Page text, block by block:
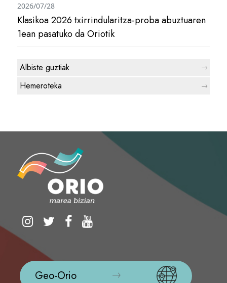
Klasikoa 2026 txirrindularitza-proba abuztuaren
1ean pasatuko da Oriotik
2026/07/28
Albiste guztiak
Hemeroteka
Geo-Orio